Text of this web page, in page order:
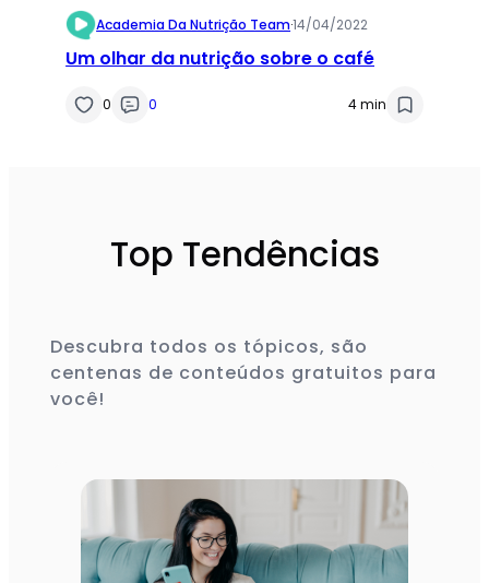
Academia Da Nutrição Team·14/04/2022
Um olhar da nutrição sobre o café
0 0 4 min
Top Tendências
Descubra todos os tópicos, são
centenas de conteúdos gratuitos para
você!